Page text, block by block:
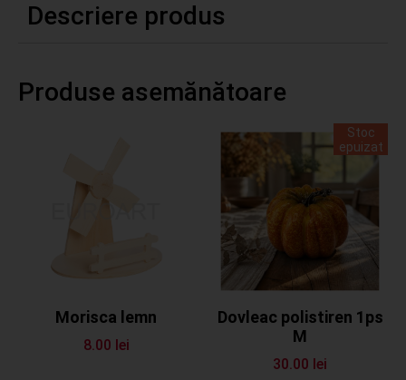
Descriere produs
Produse asemănătoare
Morisca lemn
8.00 lei
Stoc
epuizat
Dovleac polistiren 1ps
M
30.00 lei